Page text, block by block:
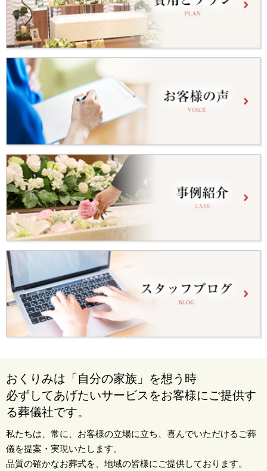
おくりみは「自分の家族」を想う時
必ずしてあげたいサービスをお客様にご提供す
る葬儀社です。
私たちは、常に、お客様の立場に立ち、喜んでいただけるご葬
儀を提案・実現いたします。
品質の確かなお葬式を、地域の皆様にご提供しております。